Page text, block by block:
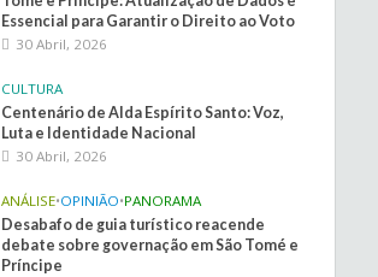
Essencial para Garantir o Direito ao Voto
30 Abril, 2026
CULTURA
Centenário de Alda Espírito Santo: Voz,
Luta e Identidade Nacional
30 Abril, 2026
ANÁLISE•OPINIÃO•PANORAMA
Desabafo de guia turístico reacende
debate sobre governação em São Tomé e
Príncipe